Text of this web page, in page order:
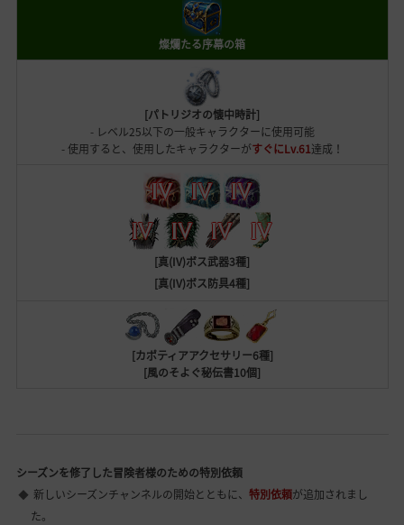
燦爛たる序幕の箱
[パトリジオの懐中時計]
- レベル25以下の一般キャラクターに使用可能
- 使用すると、使用したキャラクターがすぐにLv.61達成！
[真(IV)ボス武器3種]
[真(IV)ボス防具4種]
[カポティアアクセサリー6種]
[風のそよぐ秘伝書10個]
シーズンを修了した冒険者様のための特別依頼
新しいシーズンチャンネルの開始とともに、 特別依頼が追加されまし
た。